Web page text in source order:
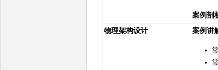
案例剖
物理架构设计
案例讲